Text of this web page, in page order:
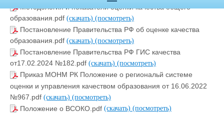
Методология и показатели оценки качества общего
образования.pdf (скачать) (посмотреть)
Постановление Правительства РФ об оценке качества
образования.pdf (скачать) (посмотреть)
Постановление Правительства РФ ГИС качества
от17.02.2024 №182.pdf (скачать) (посмотреть)
Приказ МОНМ РК Положение о региональй системе
оценки и управления качеством образования от 16.06.2022
№967.pdf (скачать) (посмотреть)
Положение о ВСОКО.pdf (скачать) (посмотреть)